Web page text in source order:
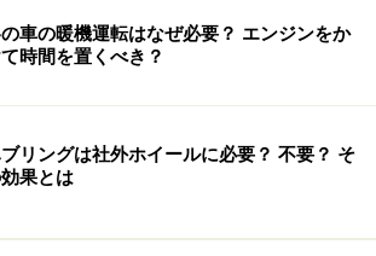
車の暖機運転はなぜ必要？ エンジンをか
時間を置くべき？
リングは社外ホイールに必要？ 不要？ そ
果とは